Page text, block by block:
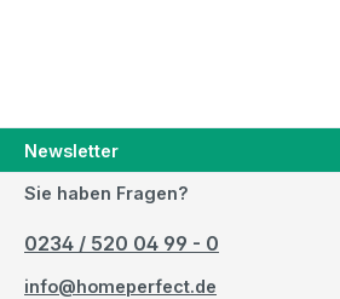
Newsletter
Sie haben Fragen?
0234 / 520 04 99 - 0
info@homeperfect.de